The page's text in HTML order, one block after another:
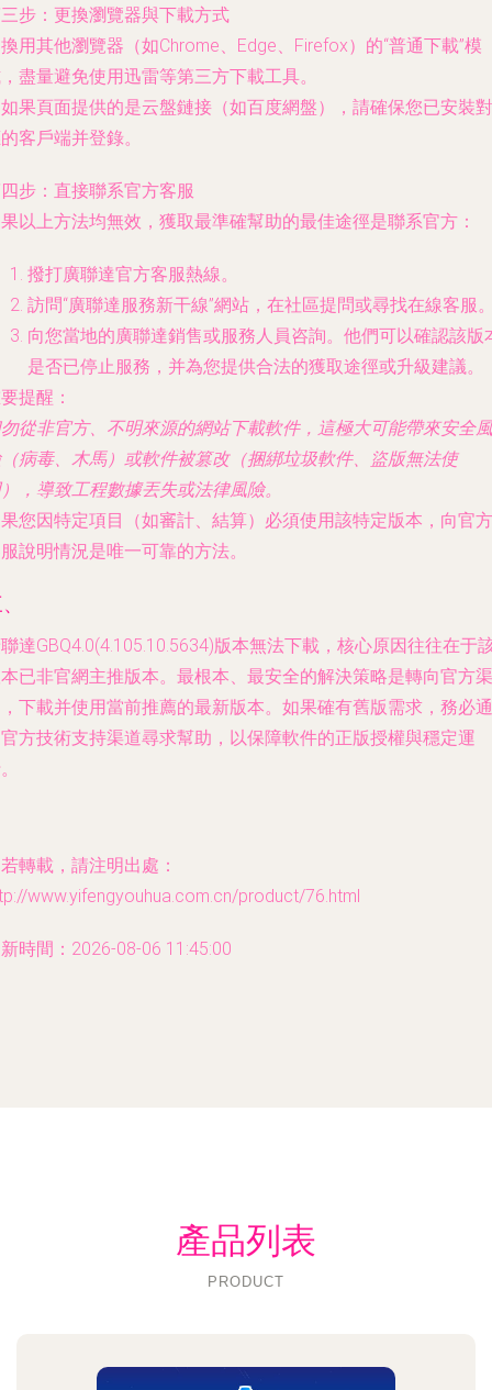
步：更換瀏覽器與下載方式
用其他瀏覽器（如Chrome、Edge、Firefox）的“普通下載”模
盡量避免使用迅雷等第三方下載工具。
果頁面提供的是云盤鏈接（如百度網盤），請確保您已安裝對
客戶端并登錄。
步：直接聯系官方客服
以上方法均無效，獲取最準確幫助的最佳途徑是聯系官方：
撥打廣聯達官方客服熱線。
訪問“廣聯達服務新干線”網站，在社區提問或尋找在線客服
向您當地的廣聯達銷售或服務人員咨詢。他們可以確認該版
是否已停止服務，并為您提供合法的獲取途徑或升級建議。
提醒 ：
從非官方、不明來源的網站下載軟件，這極大可能帶來安全風
病毒、木馬）或軟件被篡改（捆綁垃圾軟件、盜版無法使
，導致工程數據丟失或法律風險。
您因特定項目（如審計、結算）必須使用該特定版本，向官方
說明情況是唯一可靠的方法。
達GBQ4.0(4.105.10.5634)版本無法下載，核心原因往往在于
已非官網主推版本。最根本、最安全的解決策略是轉向官方渠
下載并使用當前推薦的最新版本。如果確有舊版需求，務必通
方技術支持渠道尋求幫助，以保障軟件的正版授權與穩定運
轉載，請注明出處：
www.yifengyouhua.com.cn/product/76.html
時間：2026-08-06 11:45:00
產品列表
PRODUCT